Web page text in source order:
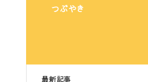
つぶやき
最新記事